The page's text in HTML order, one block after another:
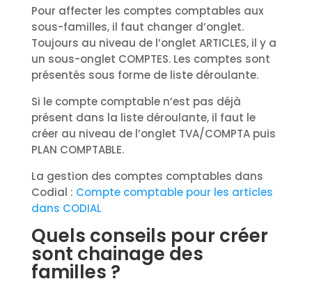
Pour affecter les comptes comptables aux
sous-familles, il faut changer d’onglet.
Toujours au niveau de l’onglet ARTICLES, il y a
un sous-onglet COMPTES. Les comptes sont
présentés sous forme de liste déroulante.
Si le compte comptable n’est pas déjà
présent dans la liste déroulante, il faut le
créer au niveau de l’onglet TVA/COMPTA puis
PLAN COMPTABLE.
La gestion des comptes comptables dans
Codial : Compte comptable pour les articles
dans CODIAL
Quels conseils pour créer
sont chainage des
familles ?